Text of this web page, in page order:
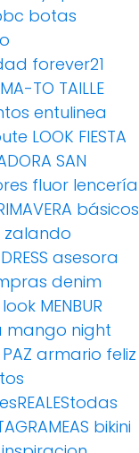
botas
forever21
TO TAILLE
entulinea
LOOK FIESTA
SAN
fluor lencería
básicos
zalando
asesora
denim
MENBUR
mango night
armario feliz
bikini